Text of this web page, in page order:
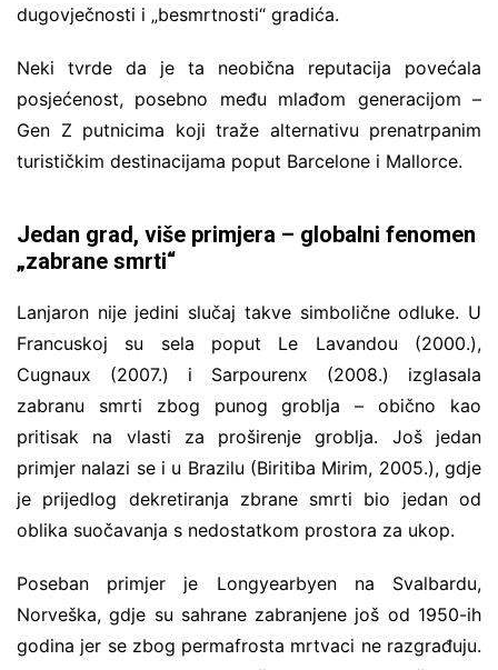
dugovječnosti i „besmrtnosti“ gradića.
Neki tvrde da je ta neobična reputacija povećala
posjećenost, posebno među mlađom generacijom –
Gen Z putnicima koji traže alternativu prenatrpanim
turističkim destinacijama poput Barcelone i Mallorce.
Jedan grad, više primjera – globalni fenomen
„zabrane smrti“
Lanjaron nije jedini slučaj takve simbolične odluke. U
Francuskoj su sela poput Le Lavandou (2000.),
Cugnaux (2007.) i Sarpourenx (2008.) izglasala
zabranu smrti zbog punog groblja – obično kao
pritisak na vlasti za proširenje groblja. Još jedan
primjer nalazi se i u Brazilu (Biritiba Mirim, 2005.), gdje
je prijedlog dekretiranja zbrane smrti bio jedan od
oblika suočavanja s nedostatkom prostora za ukop.
Poseban primjer je Longyearbyen na Svalbardu,
Norveška, gdje su sahrane zabranjene još od 1950-ih
godina jer se zbog permafrosta mrtvaci ne razgrađuju.